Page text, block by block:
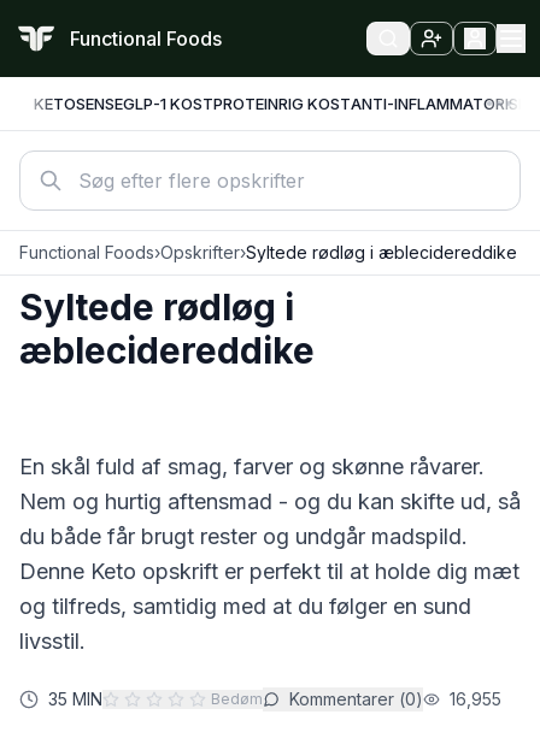
Functional Foods
KETOSENSEGLP-1 KOSTPROTEINRIG KOSTANTI-INFLAMMATORISK
Functional Foods›Opskrifter›Syltede rødløg i æblecidereddike
Syltede rødløg i
æblecidereddike
En skål fuld af smag, farver og skønne råvarer.
Nem og hurtig aftensmad - og du kan skifte ud, så
du både får brugt rester og undgår madspild.
Denne Keto opskrift er perfekt til at holde dig mæt
og tilfreds, samtidig med at du følger en sund
livsstil.
35 MIN Bedøm Kommentarer (0) 16,955